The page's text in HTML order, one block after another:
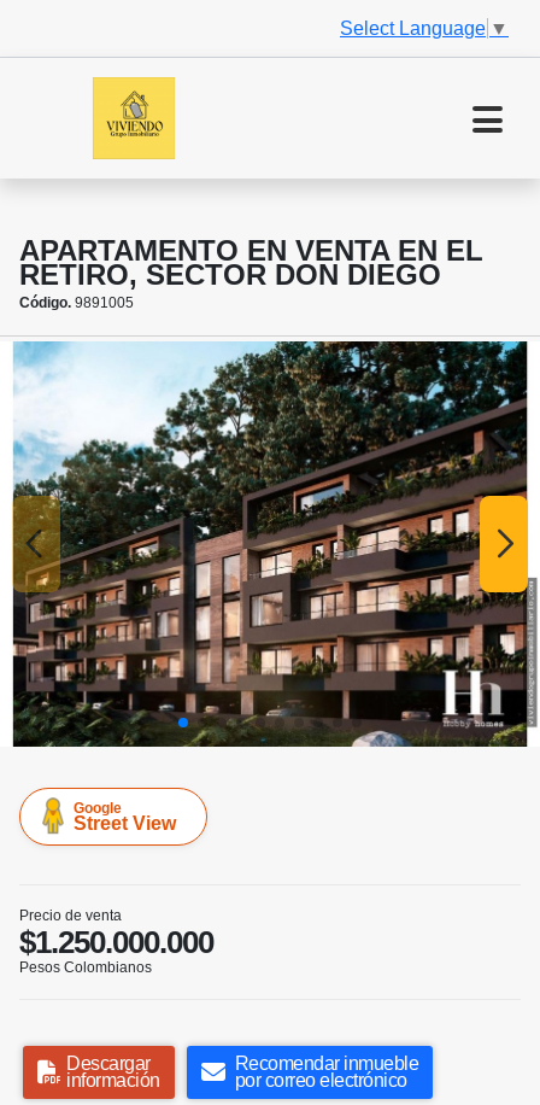
Select Language ▼
APARTAMENTO EN VENTA EN EL
RETIRO, SECTOR DON DIEGO
Código. 9891005
Google
Street View
Precio de venta
$1.250.000.000
Pesos Colombianos
Descargar
información
Recomendar inmueble
por correo electrónico